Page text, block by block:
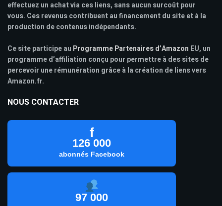
effectuez un achat via ces liens, sans aucun surcoût pour
vous. Ces revenus contribuent au financement du site et à la
production de contenus indépendants.
Ce site participe au Programme Partenaires d’Amazon EU, un
programme d’affiliation conçu pour permettre à des sites de
percevoir une rémunération grâce à la création de liens vers
Amazon.fr.
NOUS CONTACTER
f
126 000
abonnés Facebook
97 000